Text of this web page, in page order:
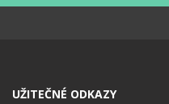
UŽITEČNÉ ODKAZY